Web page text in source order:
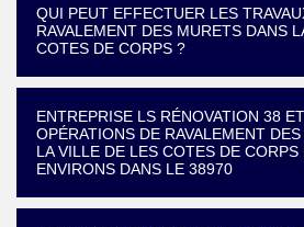
QUI PEUT EFFECTUER LES
RAVALEMENT DES MURETS DANS
COTES DE CORPS ?
ENTREPRISE LS RÉNOVATION 38
OPÉRATIONS DE RAVALEMENT
LA VILLE DE LES COTES DE CORPS
ENVIRONS DANS LE 38970